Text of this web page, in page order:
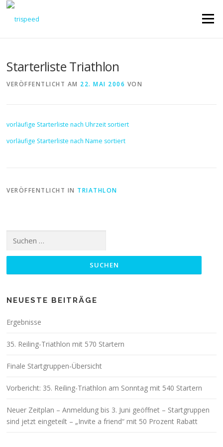
Direkt
Menü
Starterliste Triathlon
VERÖFFENTLICHT AM 22. MAI 2006 VON
vorläufige Starterliste nach Uhrzeit sortiert
vorläufige Starterliste nach Name sortiert
VERÖFFENTLICHT IN TRIATHLON
nach:
NEUESTE BEITRÄGE
Ergebnisse
35. Reiling-Triathlon mit 570 Startern
Finale Startgruppen-Übersicht
Vorbericht: 35. Reiling-Triathlon am Sonntag mit 540 Startern
Neuer Zeitplan – Anmeldung bis 3. Juni geöffnet – Startgruppen
sind jetzt eingeteilt – „Invite a friend“ mit 50 Prozent Rabatt